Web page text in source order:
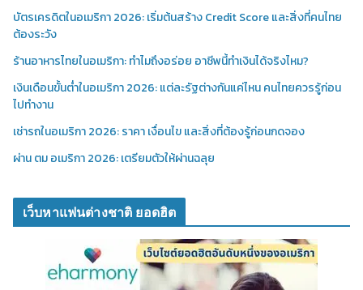
บัตรเครดิตในอเมริกา 2026: เริ่มต้นสร้าง Credit Score และสิ่งที่คนไทย
ต้องระวัง
ร้านอาหารไทยในอเมริกา: ทำไมถึงอร่อย อาชีพนี้ทำเงินได้จริงไหม?
เงินเดือนขั้นต่ำในอเมริกา 2026: แต่ละรัฐต่างกันแค่ไหน คนไทยควรรู้ก่อน
ไปทำงาน
เช่ารถในอเมริกา 2026: ราคา เงื่อนไข และสิ่งที่ต้องรู้ก่อนกดจอง
ผ่าน ตม อเมริกา 2026: เตรียมตัวให้ผ่านฉลุย
เว็บหาแฟนต่างชาติ ยอดฮิต